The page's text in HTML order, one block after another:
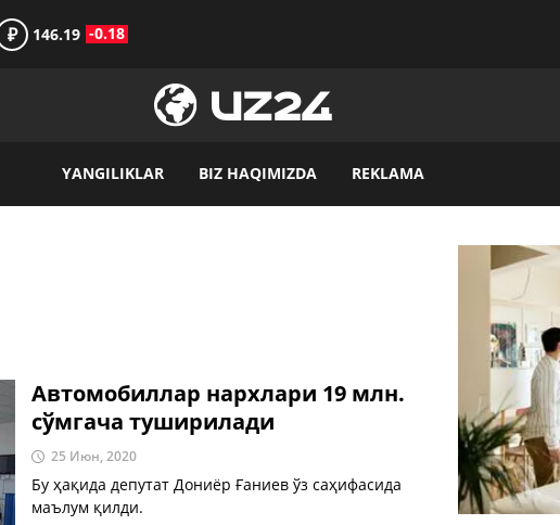
₽ 146.19 -0.18
YANGILIKLAR BIZ HAQIMIZDA REKLAMA
Автомобиллар нархлари 19 млн.
сўмгача туширилади
25 Июн, 2020
Бу ҳақида депутат Дониёр Ғаниев ўз саҳифасида
маълум қилди.